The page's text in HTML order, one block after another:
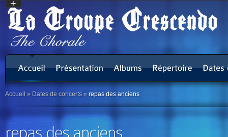
Accueil » Dates de concerts »repas des anciens
+